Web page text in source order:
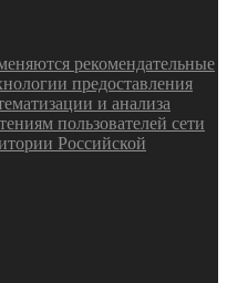
рекомендательные
предоставления
и анализа
пользователей сети
Российской